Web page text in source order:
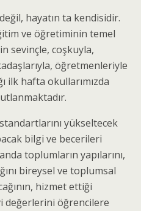
hayatın ta kendisidir.
ve öğretiminin temel
sevinçle, coşkuyla,
öğretmenleriyle
ilk hafta okullarımızda
yükseltecek
bilgi ve becerileri
toplumların yapılarını,
bireysel ve toplumsal
hizmet ettiği
değerlerini öğrencilere